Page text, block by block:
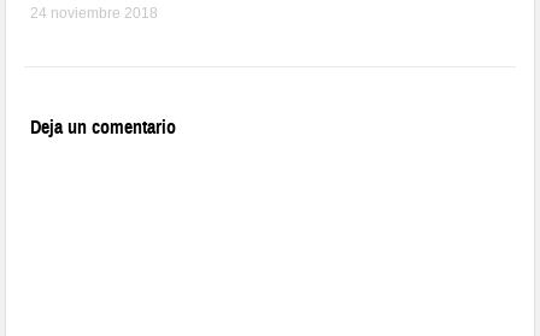
24 noviembre 2018
Deja un comentario